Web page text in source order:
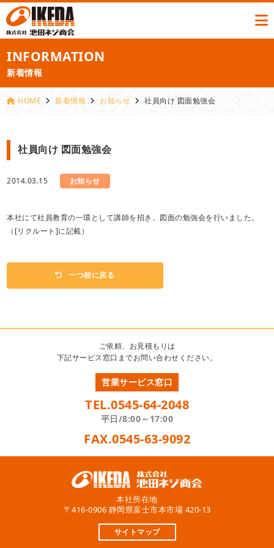
INFORMATION
新着情報
HOME 新着情報 お知らせ 社員向け 図面勉強会
社員向け 図面勉強会
2014.03.15 お知らせ
本社にて社員教育の一環として講師を招き、図面の勉強会を行いました。
（[リクルート]に記載）
一つ前に戻る
ご依頼、お見積もりは
下記サービス窓口までお問い合わせください。
営業サービス窓口
TEL.0545-64-2048
平日/8:00～17:00
FAX.0545-63-9092
本社所在地
〒416-0906 静岡県富士市本市場 420-13
サイトマップ